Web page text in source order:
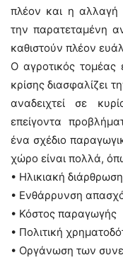
πλέον και η αλλαγή
την παρατεταμένη
καθιστούν πλέον
Ο αγροτικός τομέας
κρίσης διασφαλίζει
αναδειχτεί σε
επείγοντα
ένα σχέδιο
χώρο είναι πολλά,
• Ηλικιακή
• Ενθάρρυνση
• Κόστος παραγωγής
• Πολιτική
• Οργάνωση των